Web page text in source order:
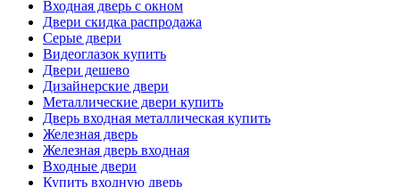
Входная дверь с окном
Двери скидка распродажа
Серые двери
Видеоглазок купить
Двери дешево
Дизайнерские двери
Металлические двери купить
Дверь входная металлическая купить
Железная дверь
Железная дверь входная
Входные двери
Купить входную дверь